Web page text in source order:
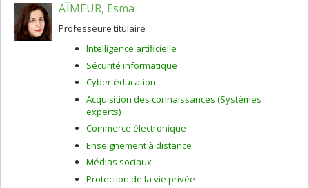
AÏMEUR, Esma
Professeure titulaire
Intelligence artificielle
Sécurité informatique
Cyber-éducation
Acquisition des connaissances (Systèmes
experts)
Commerce électronique
Enseignement à distance
Médias sociaux
Protection de la vie privée